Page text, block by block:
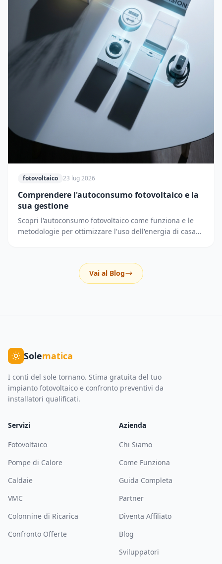
fotovoltaico 23 lug 2026
Comprendere l'autoconsumo fotovoltaico e la
sua gestione
Scopri l'autoconsumo fotovoltaico come funziona e le
metodologie per ottimizzare l'uso dell'energia di casa
Vai al Blog
Solematica
I conti del sole tornano. Stima gratuita del tuo
impianto fotovoltaico e confronto preventivi da
installatori qualificati.
Servizi
Fotovoltaico
Pompe di Calore
Caldaie
VMC
Colonnine di Ricarica
Confronto Offerte
Azienda
Chi Siamo
Come Funziona
Guida Completa
Partner
Diventa Affiliato
Blog
Sviluppatori